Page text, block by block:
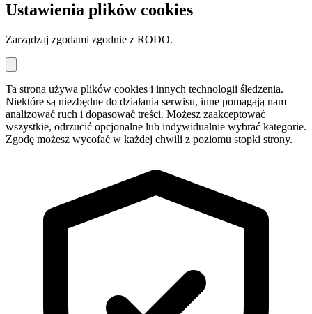
Ustawienia plików cookies
Zarządzaj zgodami zgodnie z RODO.
Ta strona używa plików cookies i innych technologii śledzenia.
Niektóre są niezbędne do działania serwisu, inne pomagają nam
analizować ruch i dopasować treści. Możesz zaakceptować
wszystkie, odrzucić opcjonalne lub indywidualnie wybrać kategorie.
Zgodę możesz wycofać w każdej chwili z poziomu stopki strony.